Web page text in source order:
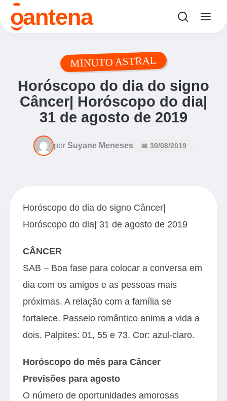
oantena
MINUTO ASTRAL
Horóscopo do dia do signo
Câncer| Horóscopo do dia|
31 de agosto de 2019
por Suyane Meneses 📅 30/08/2019
Horóscopo do dia do signo Câncer|
Horóscopo do dia| 31 de agosto de 2019
CÂNCER
SAB – Boa fase para colocar a conversa em
dia com os amigos e as pessoas mais
próximas. A relação com a família se
fortalece. Passeio romântico anima a vida a
dois. Palpites: 01, 55 e 73. Cor: azul-claro.
Horóscopo do mês para Câncer
Previsões para agosto
O número de oportunidades amorosas